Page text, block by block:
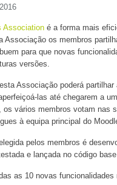
Association é a forma mais
Associação os membros
para que novas
versões.
Associação poderá
las até chegarem a
os vários membros votam nas
à equipa principal do
pelos membros é
e lançada no código
as 10 novas